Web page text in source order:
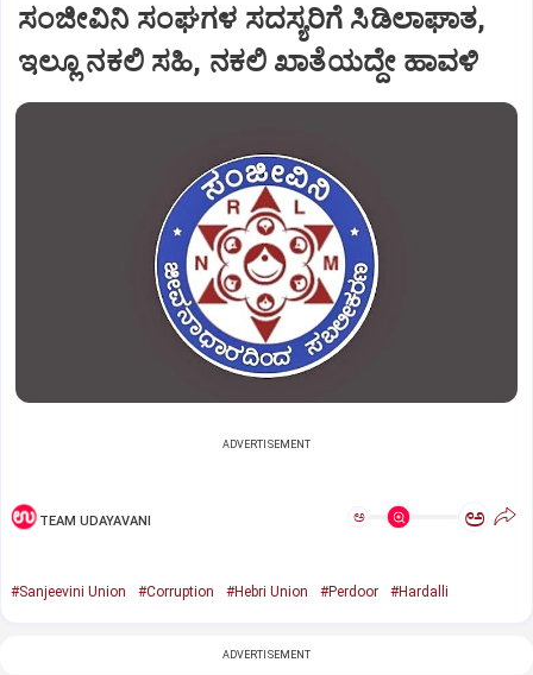
ಸಂಜೀವಿನಿ ಸಂಘಗಳ ಸದಸ್ಯರಿಗೆ ಸಿಡಿಲಾಘಾತ,
ಇಲ್ಲೂ ನಕಲಿ ಸಹಿ, ನಕಲಿ ಖಾತೆಯದ್ದೇ ಹಾವಳಿ
ADVERTISEMENT
TEAM UDAYAVANI ಅ ಅ
#Sanjeevini Union #Corruption #Hebri Union #Perdoor #Hardalli
ADVERTISEMENT